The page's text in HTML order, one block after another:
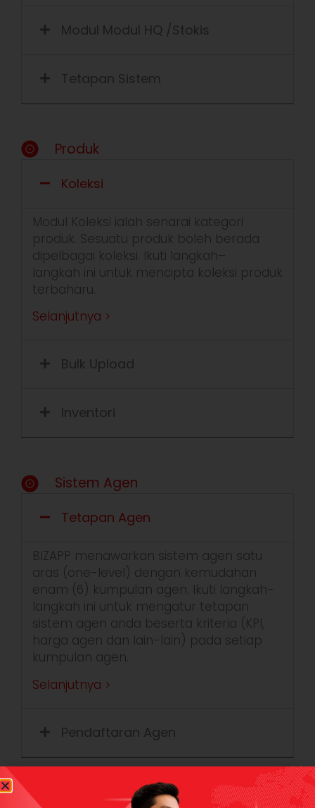
Modul Modul HQ /Stokis
Tetapan Sistem
Produk
Koleksi
Modul Koleksi ialah senarai kategori
produk Sesuatu produk boleh berada
dipelbagai koleksi Ikuti langkah–
langkah ini untuk mencipta koleksi produk
terbaharu
Selanjutnya >
Bulk Upload
Inventori
Sistem Agen
Tetapan Agen
BIZAPP menawarkan sistem agen satu
aras (one-level) dengan kemudahan
enam (6) kumpulan agen . Ikuti langkah-
langkah ini untuk mengatur tetapan
sistem agen anda beserta kriteria (KPI,
harga agen dan lain-lain) pada setiap
kumpulan agen.
Selanjutnya >
Pendaftaran Agen